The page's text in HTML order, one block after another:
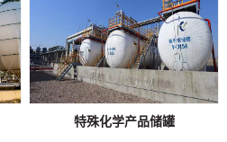
特殊化学产品储罐